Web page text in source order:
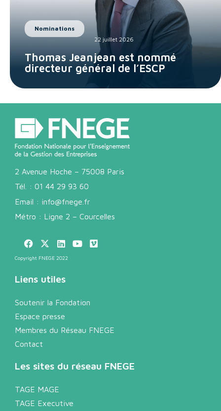
Nominations
22 juillet 2026
Thomas Jeanjean est nommé
directeur général de l’ESCP
2 Avenue Hoche – 75008 Paris
Tél. : 01 44 29 93 60
Email : info@fnege.fr
Métro : Ligne 2 – Courcelles
Copyright FNEGE 2022
Liens utiles
Soutenir la Fondation
Espace presse
Membres du Réseau FNEGE
Contact
Les sites du réseau FNEGE
TAGE MAGE
TAGE Executive